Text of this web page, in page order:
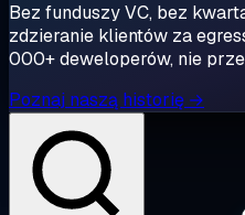
Bez funduszy VC, bez
zdzieranie klientów za
000+ deweloperów, nie
Poznaj naszą historię →